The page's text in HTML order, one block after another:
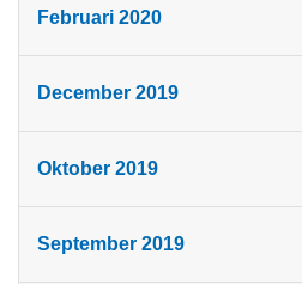
Februari 2020
December 2019
Oktober 2019
September 2019